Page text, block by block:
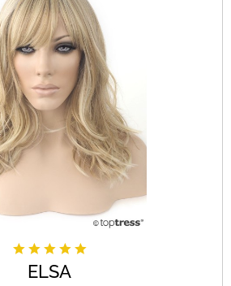
ELSA